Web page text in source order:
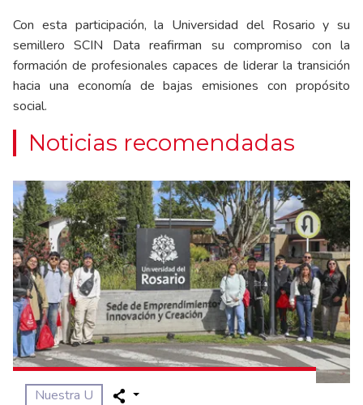
Con esta participación, la Universidad del Rosario y su
semillero SCIN Data reafirman su compromiso con la
formación de profesionales capaces de liderar la transición
hacia una economía de bajas emisiones con propósito
social.
Noticias recomendadas
Nuestra U